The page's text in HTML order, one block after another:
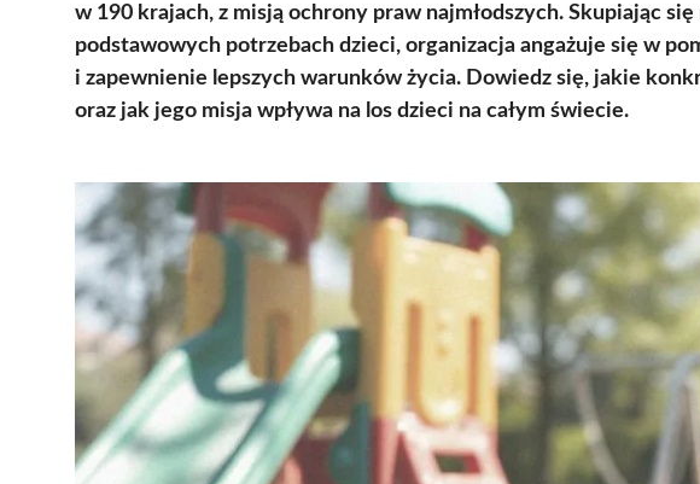
w 190 krajach, z misją ochrony praw najmłodszych. Skupiając
podstawowych potrzebach dzieci, organizacja angażuje się w
i zapewnienie lepszych warunków życia. Dowiedz się, jakie
oraz jak jego misja wpływa na los dzieci na całym świecie.